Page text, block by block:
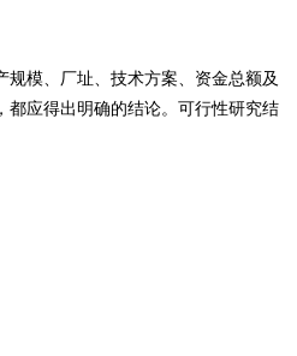
、厂址、技术方案、资金总额及
应得出明确的结论。可行性研究结